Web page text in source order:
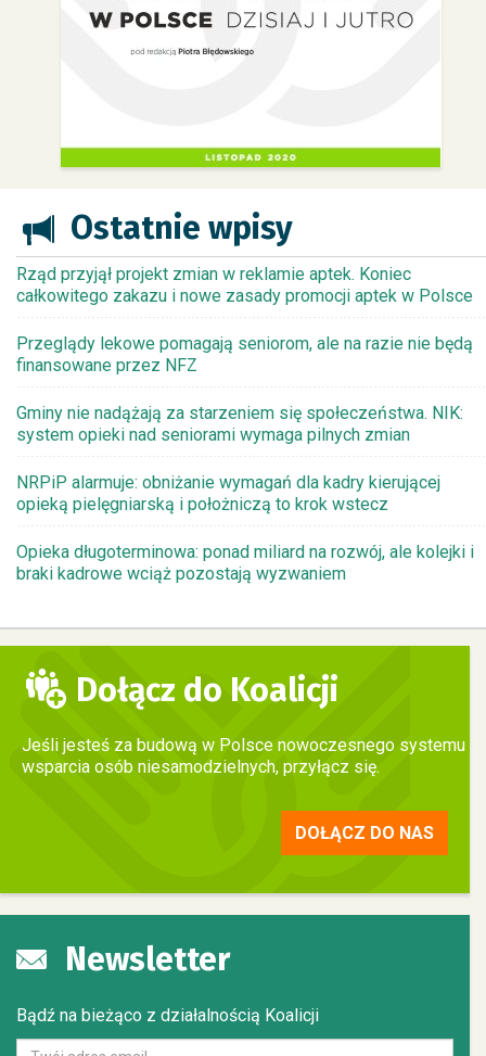
Ostatnie wpisy
Rząd przyjął projekt zmian w reklamie aptek. Koniec
całkowitego zakazu i nowe zasady promocji aptek w Polsce
Przeglądy lekowe pomagają seniorom, ale na razie nie będą
finansowane przez NFZ
Gminy nie nadążają za starzeniem się społeczeństwa. NIK:
system opieki nad seniorami wymaga pilnych zmian
NRPiP alarmuje: obniżanie wymagań dla kadry kierującej
opieką pielęgniarską i położniczą to krok wstecz
Opieka długoterminowa: ponad miliard na rozwój, ale kolejki i
braki kadrowe wciąż pozostają wyzwaniem
Dołącz do Koalicji
Jeśli jesteś za budową w Polsce nowoczesnego systemu
wsparcia osób niesamodzielnych, przyłącz się.
DOŁĄCZ DO NAS
Newsletter
Bądź na bieżąco z działalnością Koalicji